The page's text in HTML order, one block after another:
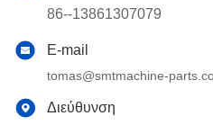
86--13861307079
E-mail
tomas@smtmachine-
Διεύθυνση